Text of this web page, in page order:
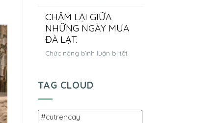
CÔNG
TRÌNH
CÚ
–
ĐÂU?
CHẬM LẠI GIỮA
NHỮNG NGÀY MƯA
ĐÀ LẠT.
Chức năng bình luận bị tắtở
TAG CLOUD
#cutrencay